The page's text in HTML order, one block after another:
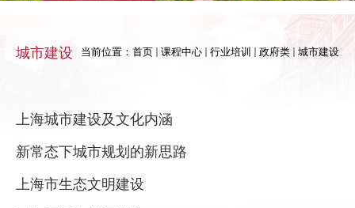
当前位置： 首页 课程中心 行业培训 政府类 城市建设
城市建设
上海城市建设及文化内涵
新常态下城市规划的新思路
上海市生态文明建设